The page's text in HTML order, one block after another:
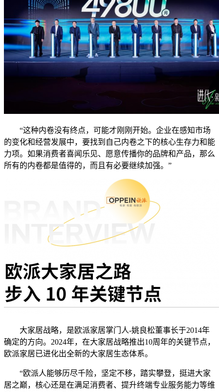
“这种内卷没有终点，可能才刚刚开始。企业在感知市场
的变化和经营发展中，要找到自己内卷之下的核心生存力和能
力项。如果消费者喜闻乐见、愿意传播你的品牌和产品，那么
所有的内卷都是值得的，而且有必要继续加强。”
大家居战略，是欧派家居掌门人-姚良松董事长于2014年
确定的方向。2024年，在大家居战略推出10周年的关键节点，
欧派家居已进化出全新的大家居生态体系。
“欧派人能够历尽千险，坚定不移，踏实攀登，挺进大家
居之巅，核心还是在满足消费者、提升终端专业服务能力等维